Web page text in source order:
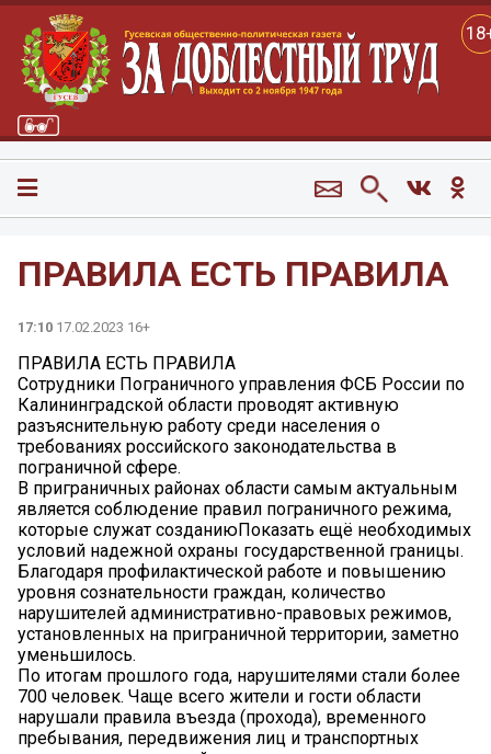
ПРАВИЛА ЕСТЬ ПРАВИЛА
17:10 17.02.2023 16+
ПРАВИЛА ЕСТЬ ПРАВИЛА
Сотрудники Пограничного управления ФСБ России по
Калининградской области проводят активную
разъяснительную работу среди населения о
требованиях российского законодательства в
пограничной сфере.
В приграничных районах области самым актуальным
является соблюдение правил пограничного режима,
которые служат созданиюПоказать ещё необходимых
условий надежной охраны государственной границы.
Благодаря профилактической работе и повышению
уровня сознательности граждан, количество
нарушителей административно-правовых режимов,
установленных на приграничной территории, заметно
уменьшилось.
По итогам прошлого года, нарушителями стали более
700 человек. Чаще всего жители и гости области
нарушали правила въезда (прохода), временного
пребывания, передвижения лиц и транспортных